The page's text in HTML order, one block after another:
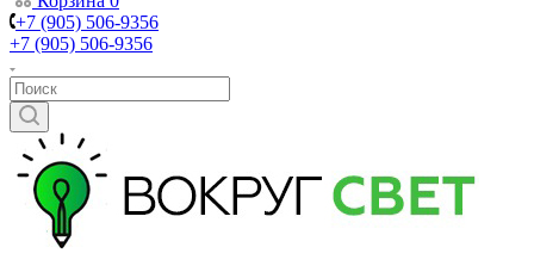
+7 (905) 506-9356
+7 (905) 506-9356